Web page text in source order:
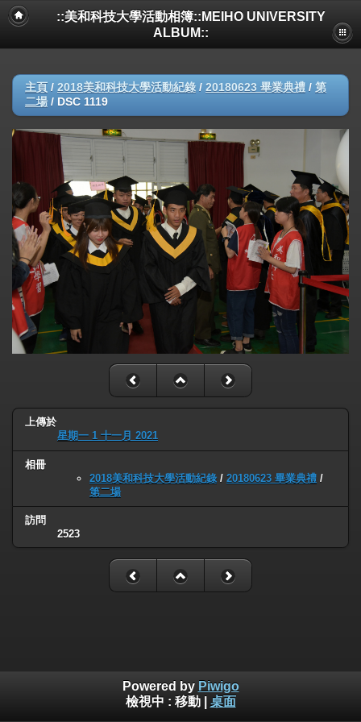
::美和科技大學活動相簿::MEIHO UNIVERSITY
ALBUM::
主頁 / 2018美和科技大學活動紀錄 / 20180623 畢業典禮 / 第
二場 / DSC 1119
上傳於
星期一 1 十一月 2021
相冊
2018美和科技大學活動紀錄 / 20180623 畢業典禮 /
第二場
訪問
2523
Powered by Piwigo
檢視中 : 移動| 桌面